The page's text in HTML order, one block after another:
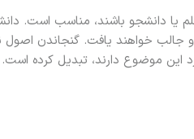
یا دانشجو باشند، مناسب است.
جالب خواهند یافت. گنجاندن
این موضوع دارند، تبدیل کرده است.